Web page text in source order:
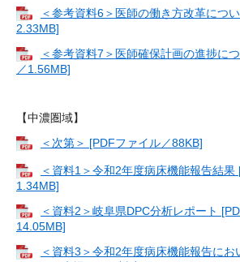
＜参考資料6＞医師の働き方改革につ
2.33MB]
＜参考資料7＞医師確保計画の進捗に
／1.56MB]
【中濃圏域】
＜次第＞ [PDFファイル／88KB]
＜資料1＞令和2年度病床機能報告結果
1.34MB]
＜資料2＞岐阜県DPC分析レポート
14.05MB]
＜資料3＞令和2年度病床機能報告に